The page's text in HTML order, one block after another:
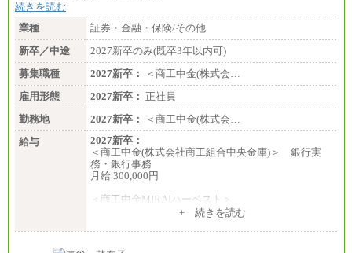
続きを読む
業種
証券・金融・保険/その他
新卒／中途
2027新卒のみ(既卒3年以内可)
募集職種
2027新卒：
＜商工中金(株式会…
雇用形態
2027新卒： 正社員
勤務地
2027新卒：
＜商工中金(株式会…
給与
2027新卒：
＜商工中金(株式会社商工組合中央金庫)＞ 銀行実
務・銀行事務
月給 300,000円
＜商工中金MIRAIハーベスト＞
+ 続きを読む